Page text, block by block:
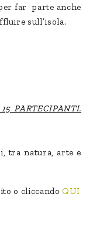
far parte anche
sull’isola.
PARTECIPANTI.
tra natura, arte e
o cliccandoQUI